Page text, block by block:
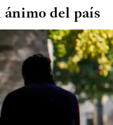
ánimo del país